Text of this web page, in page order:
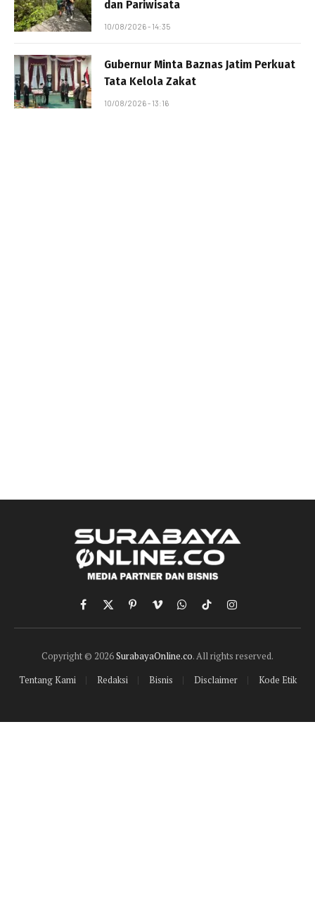
dan Pariwisata
10/08/2026 - 14:35
Gubernur Minta Baznas Jatim Perkuat
Tata Kelola Zakat
10/08/2026 - 13:16
Facebook
X
(Twitter)
PinterestVimeoWhatsApp
TikTokInstagram
Copyright © 2026SurabayaOnline.co. All rights reserved.
Tentang Kami
Redaksi Bisnis Disclaimer Kode Etik